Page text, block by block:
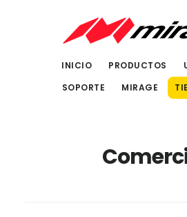
INICIO PRODUCTOS
SOPORTE
MIRAGE